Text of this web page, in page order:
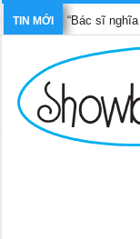
TIN MỚI
phim “Bác sĩ nghĩa hiệp”